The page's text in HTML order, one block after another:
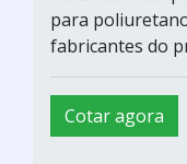
para
fabricantes do
Cotar agora